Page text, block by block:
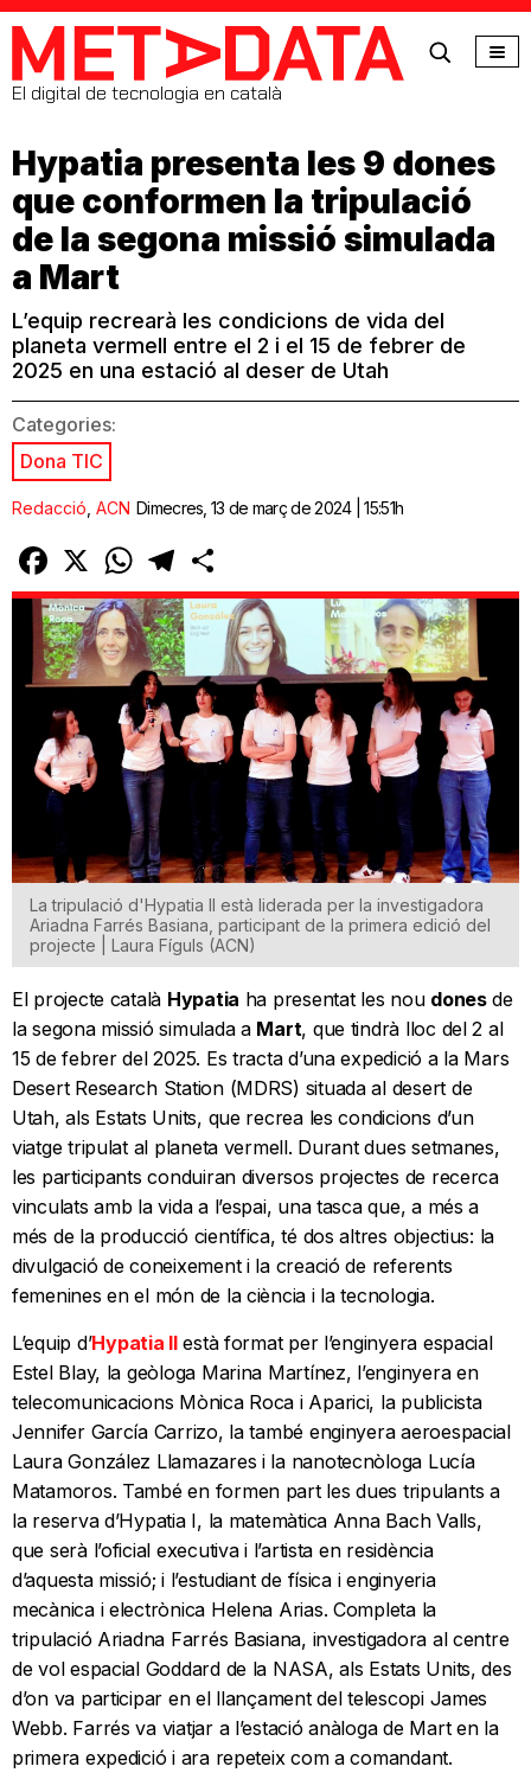
MetaData
El digital de tecnologia en català
Hypatia presenta les 9 dones
que conformen la tripulació
de la segona missió simulada
a Mart
L’equip recrearà les condicions de vida del
planeta vermell entre el 2 i el 15 de febrer de
2025 en una estació al deser de Utah
Categories:
Dona TIC
Redacció ACN Dimecres, 13 de març de 2024 | 15:51h
Facebook
X WhatsAppTelegram
La tripulació d'Hypatia II està liderada per la investigadora
Ariadna Farrés Basiana, participant de la primera edició del
projecte | Laura Fíguls (ACN)
El projecte català Hypatia ha presentat les nou donesde
la segona missió simulada a Mart, que tindrà lloc del 2 al
15 de febrer del 2025. Es tracta d’una expedició a la Mars
Desert Research Station (MDRS) situada al desert de
Utah, als Estats Units, que recrea les condicions d’un
viatge tripulat al planeta vermell. Durant dues setmanes,
les participants conduiran diversos projectes de recerca
vinculats amb la vida a l’espai, una tasca que, a més a
més de la producció científica, té dos altres objectius: la
divulgació de coneixement i la creació de referents
femenines en el món de la ciència i la tecnologia.
L’equip d’Hypatia IIestà format per l’enginyera espacial
Estel Blay, la geòloga Marina Martínez, l’enginyera en
telecomunicacions Mònica Roca i Aparici, la publicista
Jennifer García Carrizo, la també enginyera aeroespacial
Laura González Llamazares i la nanotecnòloga Lucía
Matamoros. També en formen part les dues tripulants a
la reserva d’Hypatia I, la matemàtica Anna Bach Valls,
que serà l’oficial executiva i l’artista en residència
d’aquesta missió; i l’estudiant de física i enginyeria
mecànica i electrònica Helena Arias. Completa la
tripulació Ariadna Farrés Basiana, investigadora al centre
de vol espacial Goddard de la NASA, als Estats Units, des
d’on va participar en el llançament del telescopi James
Webb. Farrés va viatjar a l’estació anàloga de Mart en la
primera expedició i ara repeteix com a comandant.